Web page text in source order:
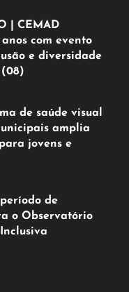
| CEMAD
com evento
e diversidade
(08)
de saúde visual
amplia
jovens e
de
o Observatório